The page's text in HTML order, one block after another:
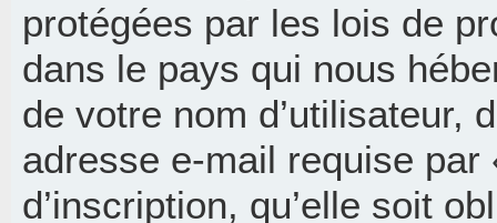
protégées par les lois de
dans le pays qui nous
de votre nom d’utilisateur,
adresse e-mail requise
d’inscription, qu’elle soit